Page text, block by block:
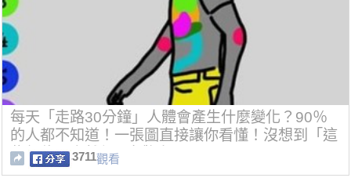
每天「走路30分鐘」人體會產生什麼變化？90％
的人都不知道！一張圖直接讓你看懂！沒想到「這
些部位」竟然都...太驚人了！
3711觀看